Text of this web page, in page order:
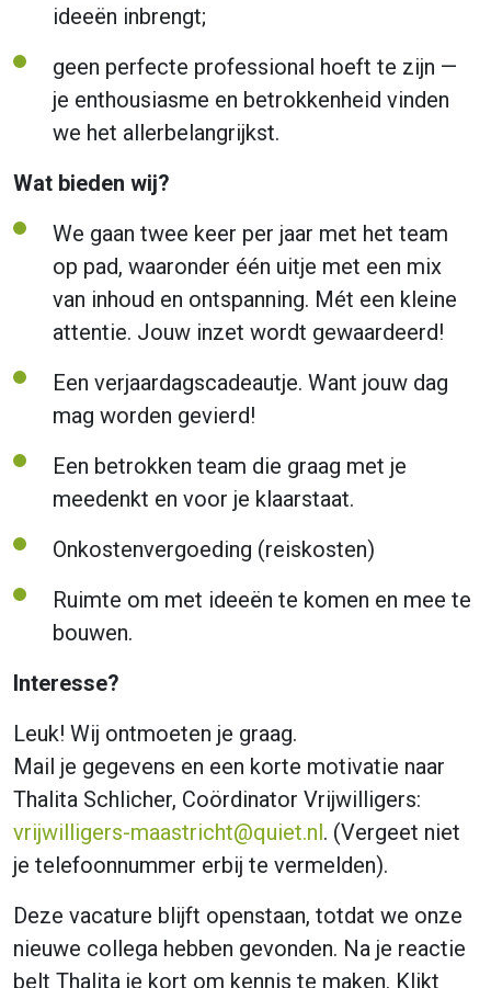
ideeën inbrengt;
geen perfecte professional hoeft te zijn —
je enthousiasme en betrokkenheid vinden
we het allerbelangrijkst.
Wat bieden wij?
We gaan twee keer per jaar met het team
op pad, waaronder één uitje met een mix
van inhoud en ontspanning. Mét een kleine
attentie. Jouw inzet wordt gewaardeerd!
Een verjaardagscadeautje. Want jouw dag
mag worden gevierd!
Een betrokken team die graag met je
meedenkt en voor je klaarstaat.
Onkostenvergoeding (reiskosten)
Ruimte om met ideeën te komen en mee te
bouwen.
Interesse?
Leuk! Wij ontmoeten je graag.
Mail je gegevens en een korte motivatie naar
Thalita Schlicher, Coördinator Vrijwilligers:
vrijwilligers-maastricht@quiet.nl. (Vergeet niet
je telefoonnummer erbij te vermelden).
Deze vacature blijft openstaan, totdat we onze
nieuwe collega hebben gevonden. Na je reactie
belt Thalita je kort om kennis te maken. Klikt